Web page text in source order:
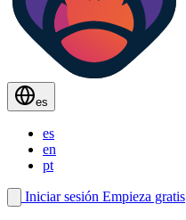
es
es
en
pt
Iniciar sesión Empieza gratis